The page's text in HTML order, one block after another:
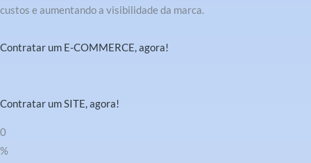
custos e aumentando a visibilidade da marca.
Contratar um E-COMMERCE, agora!
Contratar um SITE, agora!
0
%